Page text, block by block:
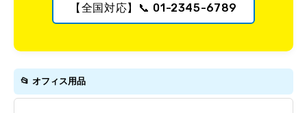
【全国対応】📞 01-2345-6789
📂 オフィス用品